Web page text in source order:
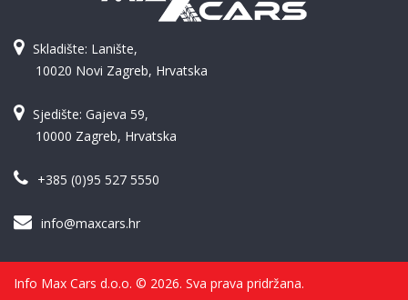
Skladište: Lanište,
10020 Novi Zagreb, Hrvatska
Sjedište: Gajeva 59,
10000 Zagreb, Hrvatska
+385 (0)95 527 5550
info@maxcars.hr
Info Max Cars d.o.o. © 2026. Sva prava pridržana.